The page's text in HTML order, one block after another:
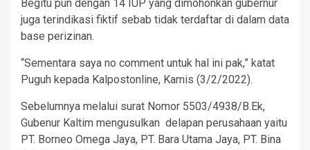
Begitu pun dengan 14 IUP yang dimohonkan gubernur
juga terindikasi fiktif sebab tidak terdaftar di dalam data
base perizinan.
“Sementara saya no comment untuk hal ini pak,” katat
Puguh kepada Kalpostonline, Kamis (3/2/2022).
Sebelumnya melalui surat Nomor 5503/4938/B.Ek,
Gubenur Kaltim mengusulkan delapan perusahaan yaitu
PT. Borneo Omega Jaya, PT. Bara Utama Jaya, PT. Bina